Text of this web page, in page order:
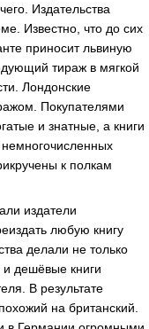
Издательства
Известно, что до сих
приносит львиную
тираж в мягкой
Лондонские
Покупателями
и знатные, а книги
к полкам
издатели
любую книгу
делали не только
и дешёвые книги
В результате
на британский.